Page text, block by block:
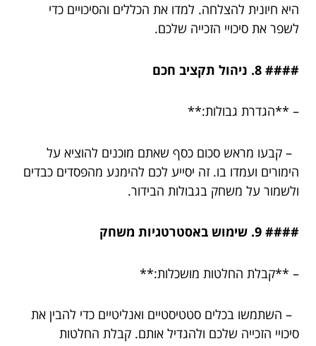
היא חיונית להצלחה. למדו את הכללים והסיכויים כדי
לשפר את סיכויי הזכייה שלכם.
#### 8. ניהול תקציב חכם
– **הגדרת גבולות:**
– קבעו מראש סכום כסף שאתם מוכנים להוציא על
הימורים ועמדו בו. זה יסייע לכם להימנע מהפסדים כבדים
ולשמור על משחק בגבולות הבידור.
#### 9. שימוש באסטרטגיות משחק
– **קבלת החלטות מושכלות:**
– השתמשו בכלים סטטיסטיים ואנליטיים כדי להבין את
סיכויי הזכייה שלכם ולהגדיל אותם. קבלת החלטות